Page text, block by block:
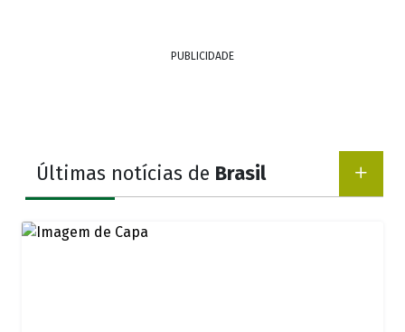
PUBLICIDADE
Últimas notícias de Brasil